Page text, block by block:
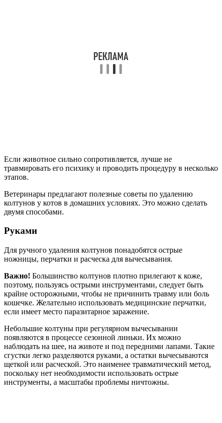
Если животное сильно сопротивляется, лучше не
травмировать его психику и проводить процедуру в несколько
этапов.
Ветеринары предлагают полезные советы по удалению
колтунов у котов в домашних условиях. Это можно сделать
двумя способами.
Руками
Для ручного удаления колтунов понадобятся острые
ножницы, перчатки и расческа для вычесывания.
Важно! Большинство колтунов плотно прилегают к коже,
поэтому, пользуясь острыми инструментами, следует быть
крайне осторожными, чтобы не причинить травму или боль
кошечке. Желательно использовать медицинские перчатки,
если имеет место паразитарное заражение.
Небольшие колтуны при регулярном вычесывании
появляются в процессе сезонной линьки. Их можно
наблюдать на шее, на животе и под передними лапами. Такие
сгустки легко разделяются руками, а остатки вычесываются
щеткой или расческой. Это наименее травматический метод,
поскольку нет необходимости использовать острые
инструменты, а масштабы проблемы ничтожны.